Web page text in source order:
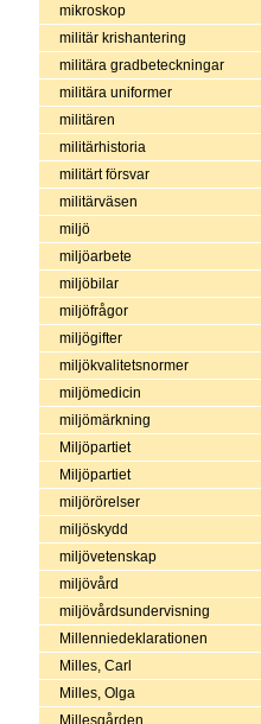
mikroskop
militär krishantering
militära gradbeteckningar
militära uniformer
militären
militärhistoria
militärt försvar
militärväsen
miljö
miljöarbete
miljöbilar
miljöfrågor
miljögifter
miljökvalitetsnormer
miljömedicin
miljömärkning
Miljöpartiet
Miljöpartiet
miljörörelser
miljöskydd
miljövetenskap
miljövård
miljövårdsundervisning
Millenniedeklarationen
Milles, Carl
Milles, Olga
Millesgården